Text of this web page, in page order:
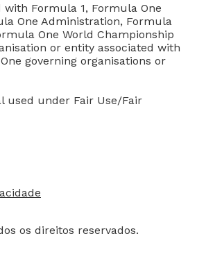
with Formula 1, Formula One
One Administration, Formula
One World Championship
or entity associated with
governing organisations or
used under Fair Use/Fair
os direitos reservados.